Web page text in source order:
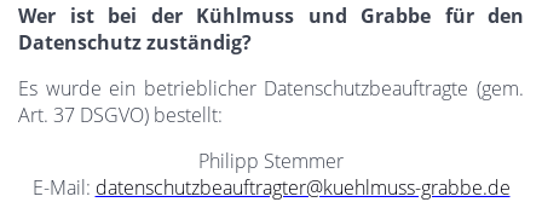
Wer ist bei der Kühlmuss und Grabbe für den
Datenschutz zuständig?
Es wurde ein betrieblicher Datenschutzbeauftragte (gem.
Art. 37 DSGVO) bestellt:
Philipp Stemmer
E-Mail: datenschutzbeauftragter@kuehlmuss-grabbe.de